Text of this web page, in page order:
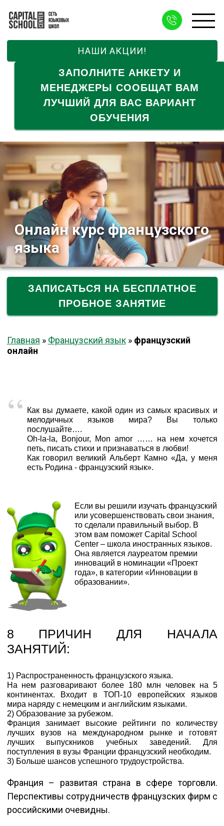
НАШИ АКЦИИ!
ЗАПОЛНИТЕ АНКЕТУ И
МЕНЕДЖЕРЫ СООБЩАТ ВАМ
ЛУЧШИЙ ДЛЯ ВАС ВАРИАНТ
ОБУЧЕНИЯ
Онлайн курс французского
языка
ЗАПИСАТЬСЯ НА БЕСПЛАТНОЕ
ПРОБНОЕ ЗАНЯТИЕ
Главная » Французский язык» французский
онлайн
Как вы думаете, какой один из самых красивых и
мелодичных языков мира? Вы только
послушайте….
Oh-la-la, Bonjour, Mon amor …… на нем хочется
петь, писать стихи и признаваться в любви!
Как говорил великий Альберт Камно «Да, у меня
есть Родина - французский язык».
Если вы решили изучать французский
или усовершенствовать свои знания,
то сделали правильный выбор. В
этом вам поможет Capital School
Center – школа иностранных языков.
Она является лауреатом премии
инноваций в номинации «Проект
года», в категории «Инновации в
образовании».
8 ПРИЧИН ДЛЯ НАЧАЛА
ЗАНЯТИЙ:
1) Распространенность французского языка.
На нем разговаривают более 180 млн человек на 5
континентах. Входит в ТОП-10 европейских языков
мира наряду с немецким и английским языками.
2) Образование за рубежом.
Франция занимает высокие рейтинги по количеству
лучших вузов на международном рынке и готовят
лучших выпускников учебных заведений. Для
поступления в вузы Франции французский необходим.
3) Больше шансов успешного трудоустройства.
Франция – развитая страна в сфере торговли.
Перспективы сотрудничеств французских фирм с
российскими очевидны.